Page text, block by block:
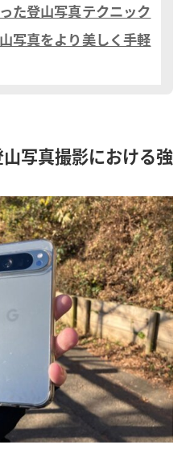
た登山写真テクニック
写真をより美しく手軽
写真撮影における強